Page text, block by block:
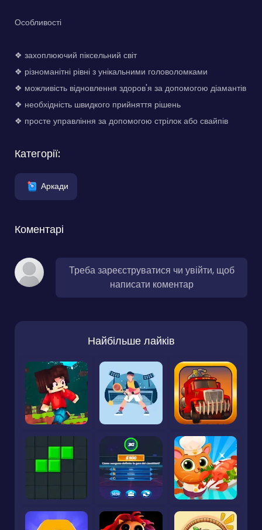
Особливості
❖ захоплюючий піксельний світ
❖ різноманітні рівні з унікальними головоломками
❖ можливість відновлення здоров'я за допомогою діамантів
❖ необхідність швидкого прийняття рішень
❖ просте управління за допомогою стрілок або свайпів
Категорії:
Аркади
Коментарі
Треба зареєструватися чи увійти, щоб
написати коментар
Найбільше лайків